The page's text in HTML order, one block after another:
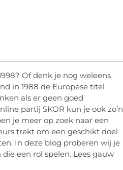
Of denk je nog weleens
in 1988 de Europese titel
als er geen goed
partij SKOR kun je ook zo’n
je meer op zoek naar een
trekt om een geschikt doel
In deze blog proberen wij je
een rol spelen. Lees gauw